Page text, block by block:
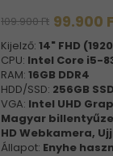
109.900 Ft 99.900
Kijelző:14" FHD
CPU: Intel Core i5-
RAM:16GB DDR4
HDD/SSD: 256GB SSD
VGA: Intel UHD
Magyar
HD Webkamera,
Állapot: Enyhe